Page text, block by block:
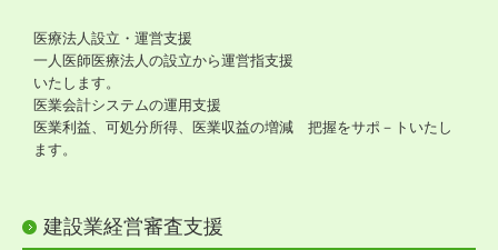
戦略給与情報システム
建設業用会計情報DB
医療法人設立・運営支援
一人医師医療法人の設立から運営指支援
いたします。
医業会計システムの運用支援
医業利益、可処分所得、医業収益の増減 把握をサポ－トいたし
ます。
建設業経営審査支援